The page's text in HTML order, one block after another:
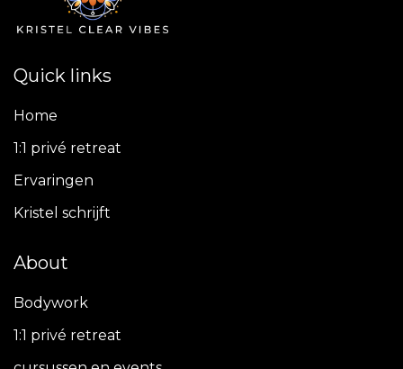
Quick links
Home
1:1 privé retreat
Ervaringen
Kristel schrijft
About
Bodywork
1:1 privé retreat